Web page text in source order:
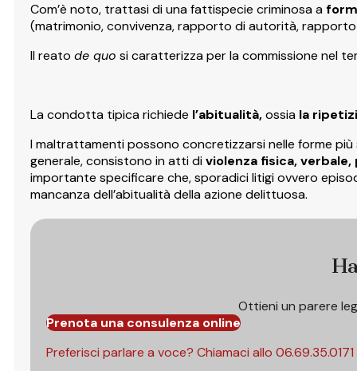
Com’è noto, trattasi di una fattispecie criminosa a
(matrimonio, convivenza, rapporto di autorità,
Il reato de quo si caratterizza per la commissione nel
La condotta tipica richiede l’abitualità,ossia la
I maltrattamenti possono concretizzarsi nelle forme
generale, consistono in atti diviolenza fisica,
importante specificare che, sporadici litigi ovvero
mancanza dell’abitualità della azione delittuosa.
Ottieni un parere
Prenota una consulenza online
Preferisci parlare a voce? Chiamaci allo 06.69.35.0171